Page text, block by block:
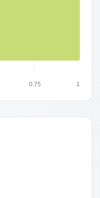
0.75 1